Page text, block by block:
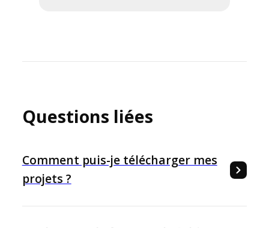
Questions liées
Comment puis-je télécharger mes
projets ?